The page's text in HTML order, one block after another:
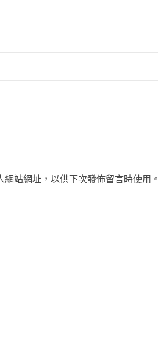
站網址，以供下次發佈留言時使用。